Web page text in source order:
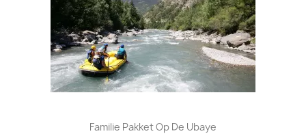
Familie Pakket Op De Ubaye